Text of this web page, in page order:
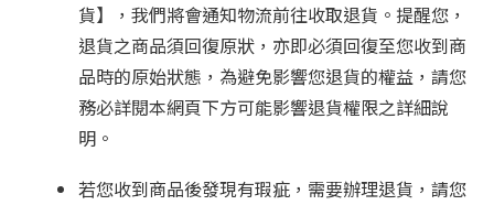
貨】，我們將會通知物流前往收取退貨。提醒您，
退貨之商品須回復原狀，亦即必須回復至您收到商
品時的原始狀態，為避免影響您退貨的權益，請您
務必詳閱本網頁下方可能影響退貨權限之詳細說
明。
若您收到商品後發現有瑕疵，需要辦理退貨，請您